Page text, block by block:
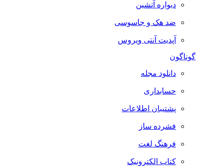
دیواره آتشین
ضد هک و جاسوسی
آپدیت آنتی ویروس
گوناگون
دانلود مجله
حسابداری
پشتیبان اطلاعات
فشرده ساز
فرهنگ لغت
کتاب الکترونیک